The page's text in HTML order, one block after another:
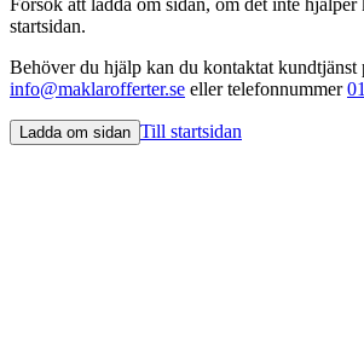
startsidan.
Behöver du hjälp kan du kontaktat kundtjänst
info@maklarofferter.se eller telefonnummer
Ladda om sidan Till startsidan